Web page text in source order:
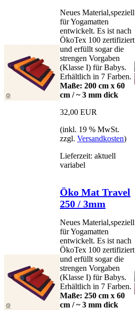
Neues Material,speziell
für Yogamatten
entwickelt. Es ist nach
ÖkoTex 100 zertifiziert
und erfüllt sogar die
strengen Vorgaben
(Klasse I) für Babys.
Erhältlich in 7 Farben.
Maße: 200 cm x 60
cm / ~ 3 mm dick
32,00 EUR
(inkl. 19 % MwSt.
zzgl. Versandkosten)
Lieferzeit: aktuell
variabel
Öko Mat Travel
250 / 3mm
Neues Material,speziell
für Yogamatten
entwickelt. Es ist nach
ÖkoTex 100 zertifiziert
und erfüllt sogar die
strengen Vorgaben
(Klasse I) für Babys.
Erhältlich in 7 Farben.
Maße: 250 cm x 60
cm / ~ 3 mm dick